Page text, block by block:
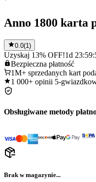
Anno 1800 karta
0.0(1)
Uzyskaj 13% OFF!1d
Bezpieczna płatność
1M+ sprzedanych kart
1 000+ opinii 5-
Obsługiwane metody
Brak w magazynie...